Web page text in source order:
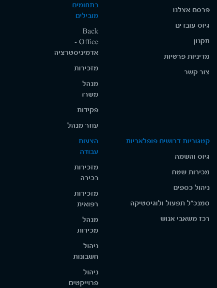
פרסם אצלנו
גיוס עובדים
תקנון
מדיניות פרטיות
צור קשר
בתחומים
מובילים
Back
Office -
אדמיניסטרציה
מזכירות
מנהל
משרד
פקידות
עוזר מנהל
קטגוריות דרושים פופלאריות
גיוס והשמה
מכירות שטח
ניהול כספים
סמנכ"ל תפעול ולוגיסטיקה
רכז משאבי אנוש
הצעות
עבודה
מזכירות
בכירה
מזכירות
רפואית
מנהל
מכירות
ניהול
חשבונות
ניהול
פרוייקטים